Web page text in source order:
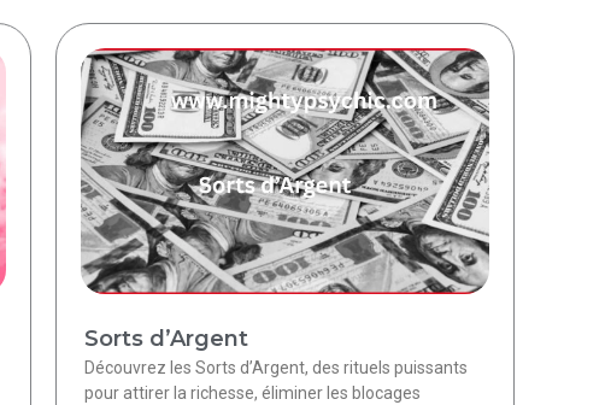
Sorts d’Argent
Découvrez les Sorts d’Argent, des rituels puissants
pour attirer la richesse, éliminer les blocages